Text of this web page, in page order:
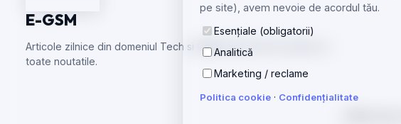
pe site), avem nevoie de acordul tău.
Esențiale (obligatorii)
Analitică
Marketing / reclame
Politica cookie · Confidențialitate
E-GSM
Articole zilnice din domeniul Tech si GSM care te tin la curent cu
toate noutatile.